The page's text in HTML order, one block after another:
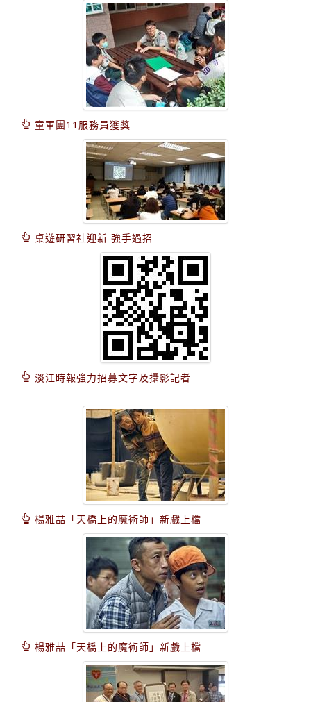
童軍團11服務員獲獎
桌遊研習社迎新 強手過招
淡江時報強力招募文字及攝影記者
楊雅喆「天橋上的魔術師」新戲上檔
楊雅喆「天橋上的魔術師」新戲上檔